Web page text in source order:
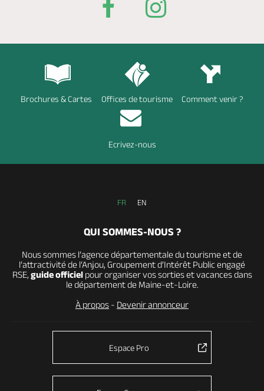
Brochures & Cartes Offices de tourisme Comment venir ?
Ecrivez-nous
FR EN
QUI SOMMES-NOUS ?
Nous sommes l’agence départementale du tourisme et de
l’attractivité de l’Anjou, Groupement d’Intérêt Public engagé
RSE, guide officielpour organiser vos sorties et vacances dans
le département de Maine-et-Loire.
À propos - Devenir annonceur
Espace Pro